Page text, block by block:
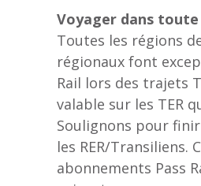
Voyager dans toute
Toutes les régions
régionaux font
Rail lors des trajets
valable sur les TER
Soulignons pour
les RER/
abonnements Pass